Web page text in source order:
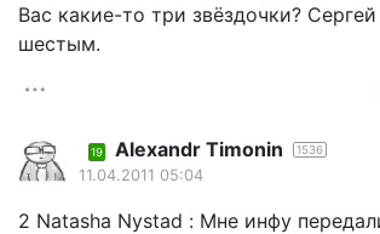
Вас какие-то три звёздочки?
шестым.
19 Alexandr Timonin 1536
11.04.2011 05:04
2 Natasha Nystad : Мне инфу